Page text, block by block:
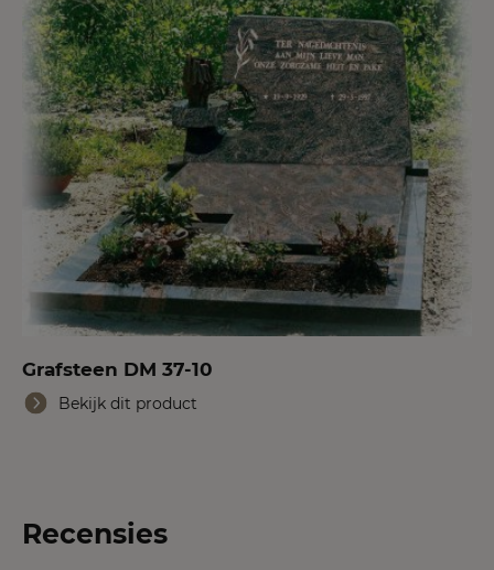
Grafsteen DM 37-10
Bekijk dit product
Recensies